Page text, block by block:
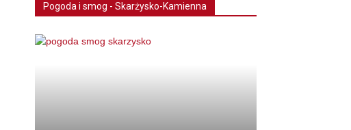
Pogoda i smog - Skarżysko-Kamienna